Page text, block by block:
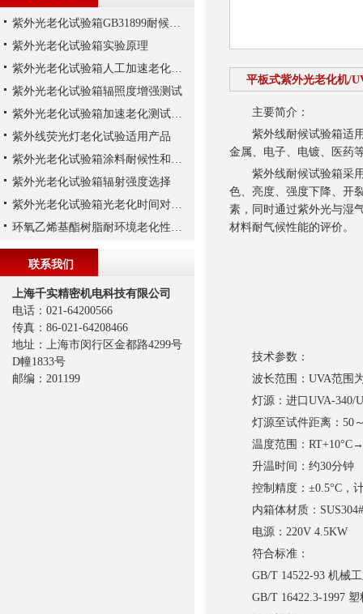
平板式紫外光老化机/
主要简介：
紫外线耐候试验箱适用
金属、电子、电镀、医药
紫外线耐候试验箱采用
色、亮度、强度下降、开
素，同时通过紫外光与湿
材料耐气候性能的评价。
技术参数：
波长范围：UVA范围为
灯源：进口UVA-340/
灯源至试件距离：50～
温度范围：
升温时间：约30分钟
控制精度：±0.5°C，计
内箱体材质：
电源：220V 4.5KW
符合标准：
GB/T 14522-93 机械工
GB/T 16422.3-1997 塑
紫外光老化试验箱GB31899耐候实验
紫外光老化试验箱实验原理
紫外光老化试验箱人工加速老化实验与自然老化实验
紫外光老化试验箱辐照度增强测试
紫外光老化试验箱加速老化测试更快结果
紫外线荧光灯老化试验适用产品
紫外光老化试验箱涂料耐候性和耐光性试验方式
紫外光老化试验箱辐射强度选择
紫外光老化试验箱光老化时间对彩涂板涂层厚度的影响
环氧乙烯基酯树脂耐环境老化性能解析
联系我们
上海千实精密机电科技有限公司
电话：021-64200566
传真：86-021-64208466
地址：上海市闵行区金都路4299号
D幢1833号
邮编：201199